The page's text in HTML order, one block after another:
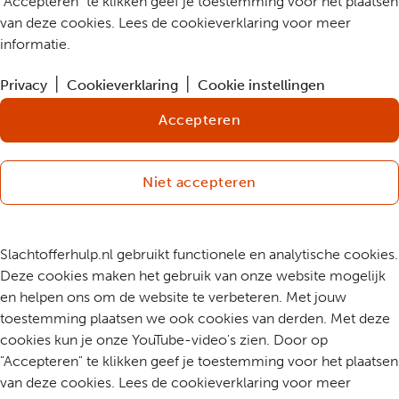
van deze cookies. Lees de cookieverklaring voor meer
informatie.
Privacy Cookieverklaring Cookie instellingen
Accepteren
Niet accepteren
Slachtofferhulp.nl gebruikt functionele en analytische cookies.
Deze cookies maken het gebruik van onze website mogelijk
en helpen ons om de website te verbeteren. Met jouw
toestemming plaatsen we ook cookies van derden. Met deze
cookies kun je onze YouTube-video's zien. Door op
"Accepteren" te klikken geef je toestemming voor het plaatsen
van deze cookies. Lees de cookieverklaring voor meer